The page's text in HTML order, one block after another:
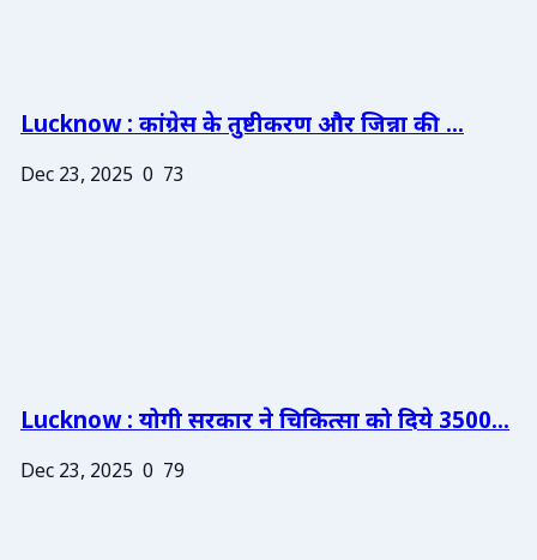
Lucknow : कांग्रेस के तुष्टीकरण और जिन्ना की ...
Dec 23, 2025 0 73
Lucknow : योगी सरकार ने चिकित्सा को दिये 3500...
Dec 23, 2025 0 79